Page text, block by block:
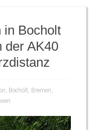
in Bocholt
der AK40
, Bocholt, Bremen,